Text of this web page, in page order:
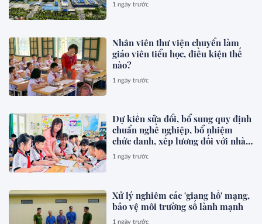
1 ngày trước
Nhân viên thư viện chuyển làm
giáo viên tiểu học, điều kiện thế
nào?
1 ngày trước
Dự kiến sửa đổi, bổ sung quy định
chuẩn nghề nghiệp, bổ nhiệm
chức danh, xếp lương đối với nhà
giáo
1 ngày trước
Xử lý nghiêm các 'giang hồ' mạng,
bảo vệ môi trường số lành mạnh
1 ngày trước